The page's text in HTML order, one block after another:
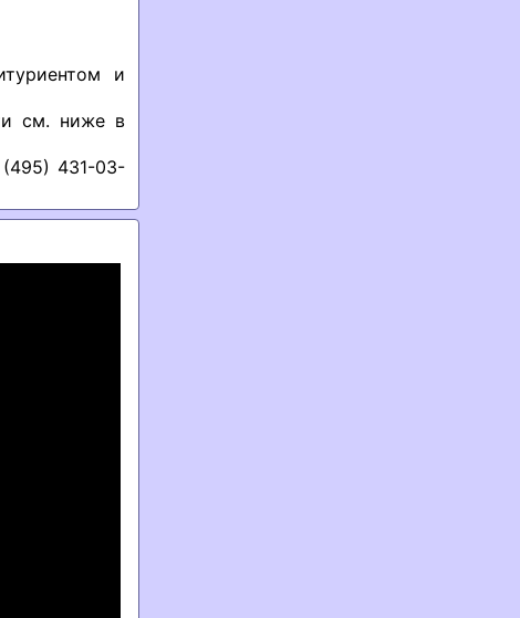
и
см. ниже в
431-03-